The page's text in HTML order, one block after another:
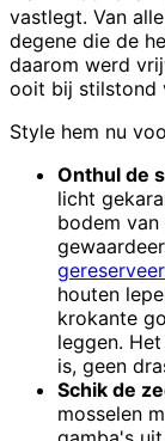
vastlegt. Van
degene die de
daarom werd
ooit bij stilstond
Style hem nu
Onthul de
licht
bodem
houten
krokante
leggen.
is, geen
Schik de
mosselen